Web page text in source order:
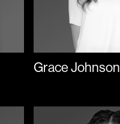
Grace Johnson